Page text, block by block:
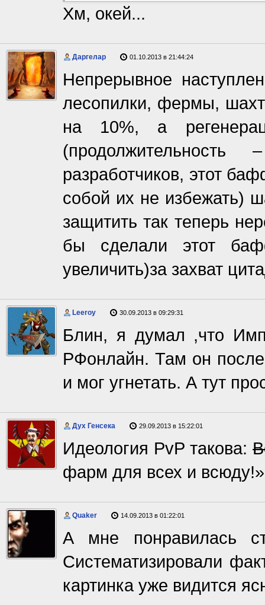
Хм, окей...
Даргелар 01.10.2013 в 21:44:24
Непрерывное
лесопилки, фермы,
на 10%, а
разработчиков, этот
собой их не избежать)
защитить так теперь
бы сделали этот
увеличить)за захват
Leeroy 30.09.2013 в 09:29:31
Блин, я думал ,что
РФонлайн. Там он
и мог угнетать. А тут
Дух Генсека 29.09.2013 в 15:22:01
Идеология PvP такова:
фарм для всех и
Quaker 14.09.2013 в 01:22:01
А мне понравилась
Систематизировали
картинка уже видится